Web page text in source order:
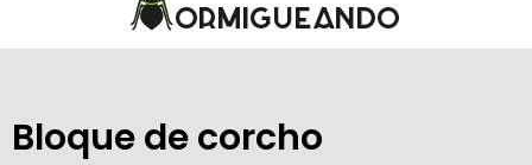
Bloque de corcho